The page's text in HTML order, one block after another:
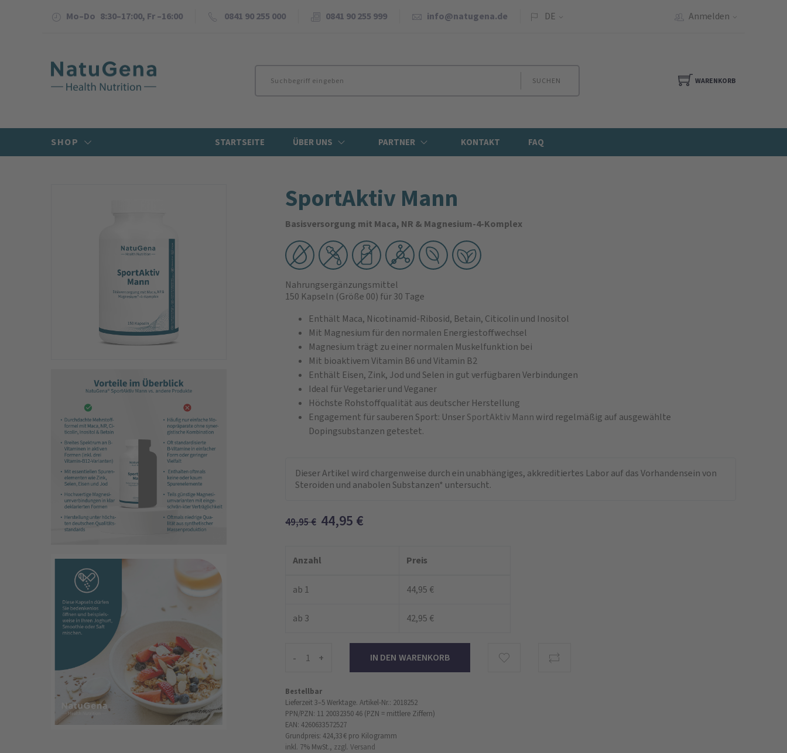
Mo–Do 8:30–17:00, Fr –16:00 0841 90 255 000 0841 90 255 999 info@natugena.de DE Anmelden
SUCHEN WARENKORB
SHOP STARTSEITE ÜBER UNS PARTNER KONTAKT FAQ
SportAktiv Mann
Basisversorgung mit Maca, NR & Magnesium-4-Komplex
Nahrungsergänzungsmittel
150 Kapseln (Größe 00) für 30 Tage
Enthält Maca, Nicotinamid-Ribosid, Betain, Citicolin und Inositol
Mit Magnesium für den normalen Energiestoffwechsel
Magnesium trägt zu einer normalen Muskelfunktion bei
Mit bioaktivem Vitamin B6 und Vitamin B2
Enthält Eisen, Zink, Jod und Selen in gut verfügbaren Verbindungen
Ideal für Vegetarier und Veganer
Höchste Rohstoffqualität aus deutscher Herstellung
Engagement für sauberen Sport: UnserSportAktiv Mannwird regelmäßig auf ausgewählte
Dopingsubstanzen getestet.
Dieser Artikel wird chargenweise durch ein unabhängiges, akkreditiertes Labor auf das Vorhandensein von
Steroiden und anabolen Substanzen* untersucht.
49,95€ 44,95 €
Anzahl Preis
ab 1 44,95 €
ab 3 42,95 €
- +
Bestellbar
Lieferzeit 3–5 Werktage. Artikel-Nr.: 2018252
PPN/PZN: 11 20032350 46 (PZN = mittlere Ziffern)
EAN: 4260633572527
Grundpreis: 424,33 € pro Kilogramm
inkl. 7% MwSt., zzgl. Versand